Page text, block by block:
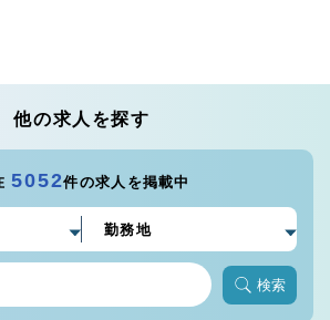
他の求人を探す
5052件の求人を掲載中
検索